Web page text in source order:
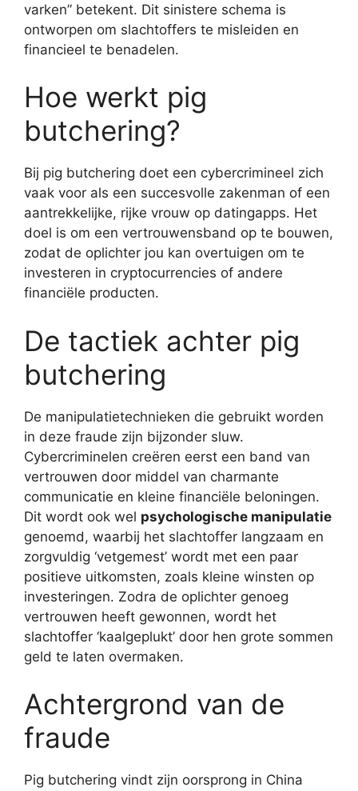
varken” betekent. Dit sinistere schema is
ontworpen om slachtoffers te misleiden en
financieel te benadelen.
Hoe werkt pig
butchering?
Bij pig butchering doet een cybercrimineel zich
vaak voor als een succesvolle zakenman of een
aantrekkelijke, rijke vrouw op datingapps. Het
doel is om een vertrouwensband op te bouwen,
zodat de oplichter jou kan overtuigen om te
investeren in cryptocurrencies of andere
financiële producten.
De tactiek achter pig
butchering
De manipulatietechnieken die gebruikt worden
in deze fraude zijn bijzonder sluw.
Cybercriminelen creëren eerst een band van
vertrouwen door middel van charmante
communicatie en kleine financiële beloningen.
Dit wordt ook wel psychologische manipulatie
genoemd, waarbij het slachtoffer langzaam en
zorgvuldig ‘vetgemest’ wordt met een paar
positieve uitkomsten, zoals kleine winsten op
investeringen. Zodra de oplichter genoeg
vertrouwen heeft gewonnen, wordt het
slachtoffer ‘kaalgeplukt’ door hen grote sommen
geld te laten overmaken.
Achtergrond van de
fraude
Pig butchering vindt zijn oorsprong in China